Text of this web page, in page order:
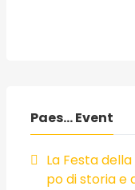
Paes... Event
La Festa
po di storia e